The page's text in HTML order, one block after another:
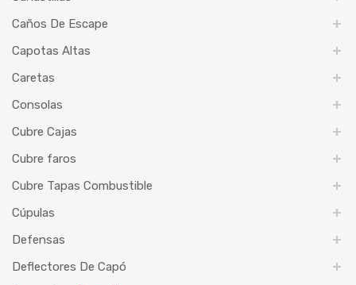
Caños De Escape
Capotas Altas
Caretas
Consolas
Cubre Cajas
Cubre faros
Cubre Tapas Combustible
Cúpulas
Defensas
Deflectores De Capó